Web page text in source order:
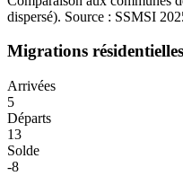
dispersé). Source : SSMSI
Migrations résidentielles
Arrivées
5
Départs
13
Solde
-8